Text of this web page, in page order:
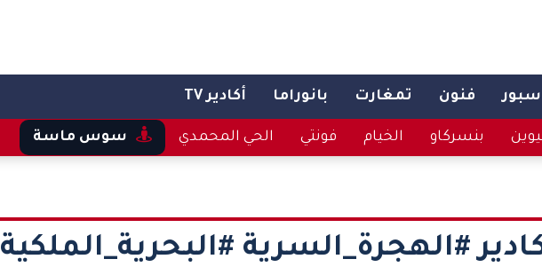
سبور فنون تمغارت بانوراما أكادير TV
بنسركاو الخيام فونتي الحي المحمدي سوس ماسة
#الهجرة_السرية #البحرية_الملكية